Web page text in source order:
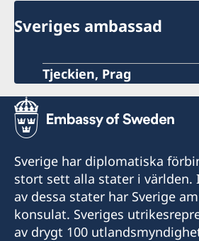
Sveriges ambassad
Tjeckien, Prag
Sverige har diplomatiska
stort sett alla stater i världen.
av dessa stater har Sverige
konsulat. Sveriges
av drygt 100